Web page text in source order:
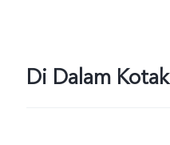
Di Dalam Kotak